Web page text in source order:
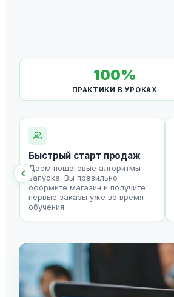
100%
ПРАКТИКИ В УРОКАХ
Быстрый старт продаж
Даем пошаговые алгоритмы
запуска. Вы правильно
оформите магазин и получите
первые заказы уже во время
обучения.